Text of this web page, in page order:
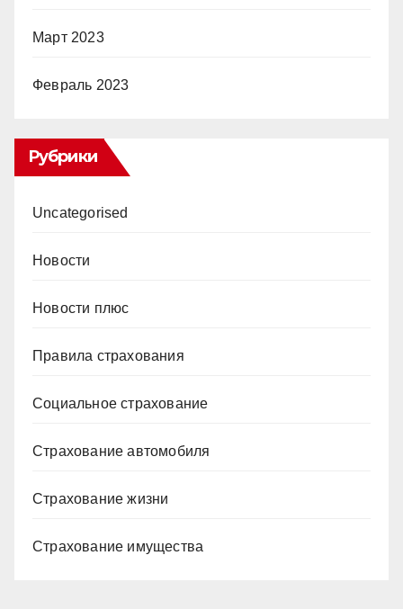
Март 2023
Февраль 2023
Рубрики
Uncategorised
Новости
Новости плюс
Правила страхования
Социальное страхование
Страхование автомобиля
Страхование жизни
Страхование имущества